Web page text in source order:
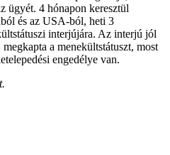
ügyét. 4 hónapon keresztül
és az USA-ból, heti 3
interjújára. Az interjú jól
a menekültstátuszt, most
engedélye van.